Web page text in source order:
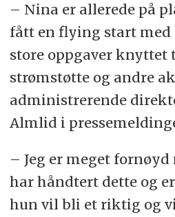
– Nina er allerede på
fått en flying start
store oppgaver knyttet
strømstøtte og andre
administrerende
Almlid i
– Jeg er meget
har håndtert dette og
hun vil bli et riktig og